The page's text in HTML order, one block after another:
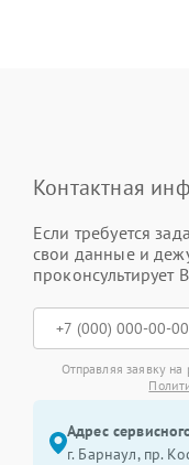
Контактная
Если требуется
свои данные и
проконсультирует
Отправляя заявку на
Адрес
г. Барнаул, ​пр.